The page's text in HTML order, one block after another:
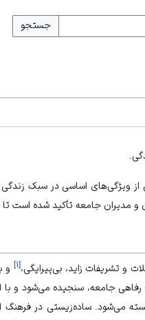
جستجو
ویژگی‌های اساسی در سبک زندگی
مدیران جامعه تأکید شده است تا
و تشریفات زاید، بی‌پیرایگی،[۱] و
رفاهی جامعه، سنجیده می‌شود و
می‌شود. ساده‌زیستی در فرهنگ